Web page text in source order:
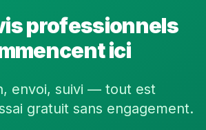
professionnels
ici
envoi, suivi — tout est
gratuit sans engagement.